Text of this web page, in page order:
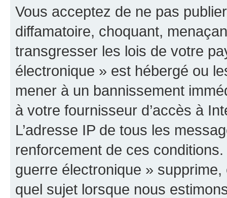
Vous acceptez de ne pas
diffamatoire, choquant,
transgresser les lois de votre
électronique » est hébergé ou
mener à un bannissement
à votre fournisseur d’accès à
L’adresse IP de tous les
renforcement de ces
guerre électronique »
quel sujet lorsque nous